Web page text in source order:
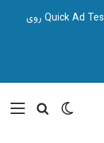
🎯 قبل از شروع کمپین، تصمیم درست بگیر! با Quick Ad Test روی
تغییر پوسته